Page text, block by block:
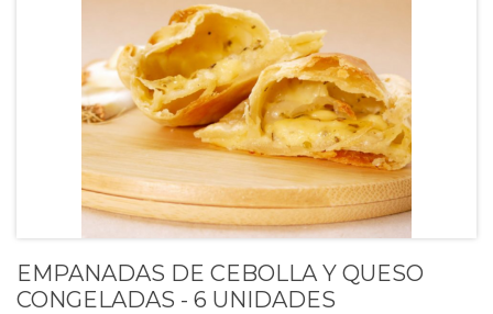
EMPANADAS DE CEBOLLA Y QUESO
CONGELADAS - 6 UNIDADES